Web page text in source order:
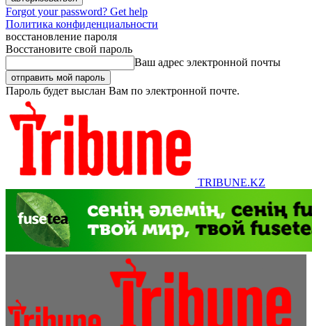
Forgot your password? Get help
Политика конфиденциальности
восстановление пароля
Восстановите свой пароль
Ваш адрес электронной почты
Пароль будет выслан Вам по электронной почте.
TRIBUNE.KZ